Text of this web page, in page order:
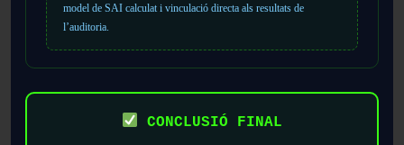
model de SAI calculat i vinculació directa als resultats de
l’auditoria.
CONCLUSIÓ FINAL